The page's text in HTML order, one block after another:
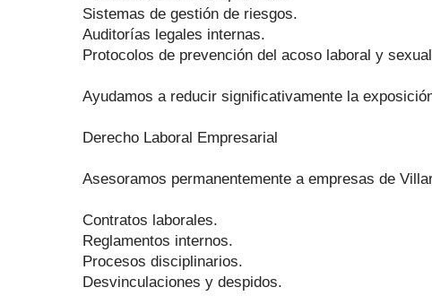
Sistemas de gestión de riesgos.
Auditorías legales internas.
Protocolos de prevención del acoso laboral y
Ayudamos a reducir significativamente la
Derecho Laboral Empresarial
Asesoramos permanentemente a empresas de
Contratos laborales.
Reglamentos internos.
Procesos disciplinarios.
Desvinculaciones y despidos.